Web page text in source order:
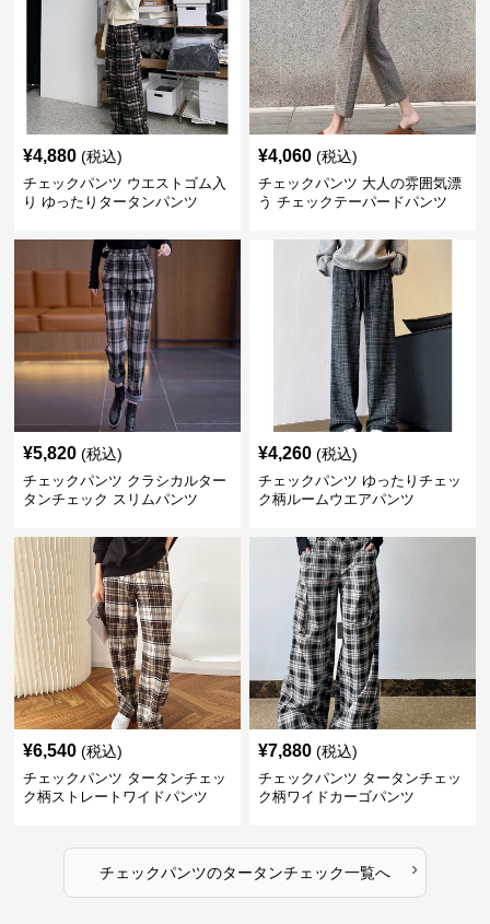
¥4,880 (税込)
チェックパンツ ウエストゴム入
り ゆったりタータンパンツ
¥4,060 (税込)
チェックパンツ 大人の雰囲気漂
う チェックテーパードパンツ
¥5,820 (税込)
チェックパンツ クラシカルター
タンチェック スリムパンツ
¥4,260 (税込)
チェックパンツ ゆったりチェッ
ク柄ルームウエアパンツ
¥6,540 (税込)
チェックパンツ タータンチェッ
ク柄ストレートワイドパンツ
¥7,880 (税込)
チェックパンツ タータンチェッ
ク柄ワイドカーゴパンツ
チェックパンツのタータンチェック一覧へ ›